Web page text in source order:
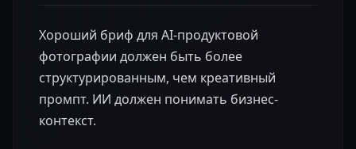
Хороший бриф для AI-продуктовой
фотографии должен быть более
структурированным, чем креативный
промпт. ИИ должен понимать бизнес-
контекст.